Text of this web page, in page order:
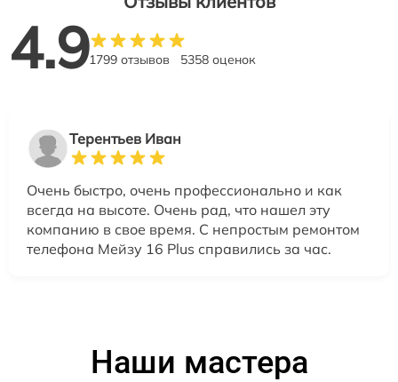
4.91799 отзывов 5358 оценок
Терентьев Иван
Очень быстро, очень профессионально и как
всегда на высоте. Очень рад, что нашел эту
компанию в свое время. С непростым ремонтом
телефона Мейзу 16 Plus справились за час.
Наши мастера